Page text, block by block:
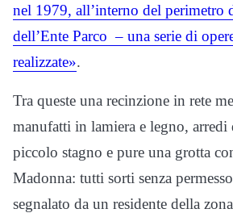
nel 1979, all’interno del perimetro
dell’Ente Parco – una serie di
realizzate».
Tra queste una recinzione in rete
manufatti in lamiera e legno,
piccolo stagno e pure una grotta
Madonna: tutti sorti senza
segnalato da un residente della